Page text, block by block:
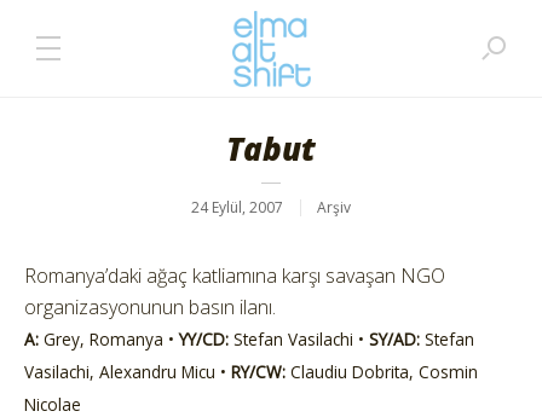
Tabut
24 Eylül, 2007 Arşiv
Romanya’daki ağaç katliamına karşı savaşan NGO
organizasyonunun basın ilanı.
A: Grey, Romanya •YY/CD: Stefan Vasilachi • SY/AD: Stefan
Vasilachi, Alexandru Micu • RY/CW: Claudiu Dobrita, Cosmin
Nicolae